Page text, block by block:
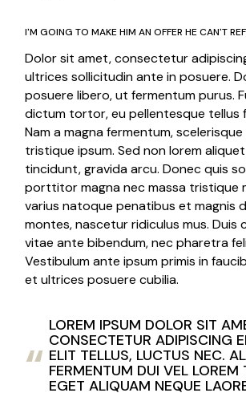
I'M GOING TO MAKE HIM AN OFFER HE CAN'T
Dolor sit amet, consectetur
ultrices sollicitudin ante in posuere.
posuere libero, ut fermentum purus.
dictum tortor, eu pellentesque tellus
Nam a magna fermentum,
tristique ipsum. Sed non lorem
tincidunt, gravida arcu. Donec quis
porttitor magna nec massa tristique
varius natoque penatibus et magnis
montes, nascetur ridiculus mus. Duis
vitae ante bibendum, nec pharetra
Vestibulum ante ipsum primis in
et ultrices posuere cubilia.
LOREM IPSUM DOLOR SIT
CONSECTETUR ADIPISCING
ELIT TELLUS, LUCTUS NEC.
FERMENTUM DUI VEL LOREM
EGET ALIQUAM NEQUE